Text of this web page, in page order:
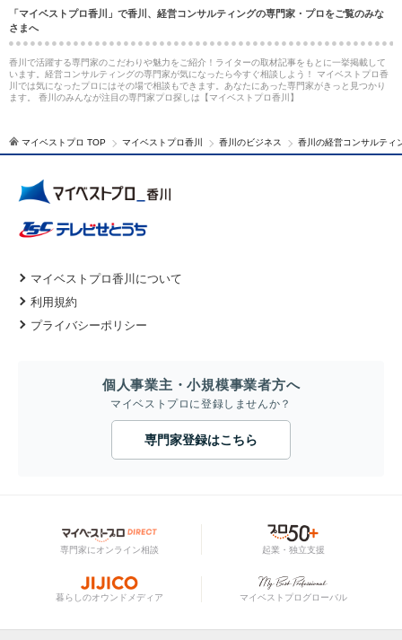
「マイベストプロ香川」で香川、経営コンサルティングの専門家・プロをご覧のみな
さまへ
香川で活躍する専門家のこだわりや魅力をご紹介！ライターの取材記事をもとに一挙掲載して
います。経営コンサルティングの専門家が気になったら今すぐ相談しよう！ マイベストプロ香
川では気になったプロにはその場で相談もできます。あなたにあった専門家がきっと見つかり
ます。 香川のみんなが注目の専門家プロ探しは【マイベストプロ香川】
マイベストプロ TOP マイベストプロ香川 香川のビジネス 香川の経営コンサルティ
マイベストプロ香川について
利用規約
プライバシーポリシー
個人事業主・小規模事業者方へ
マイベストプロに登録しませんか？
専門家登録はこちら
専門家にオンライン相談 起業・独立支援
暮らしのオウンドメディア マイベストプログローバル